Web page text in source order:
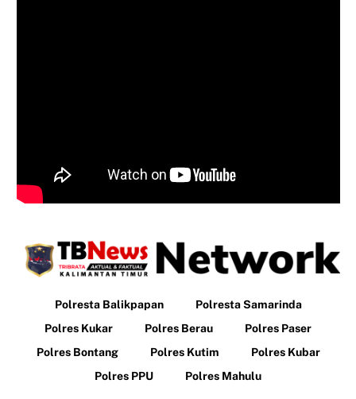
Polresta Balikpapan
Polresta Samarinda
Polres Kukar
Polres Berau
Polres Paser
Polres Bontang
Polres Kutim
Polres Kubar
Polres PPU
Polres Mahulu